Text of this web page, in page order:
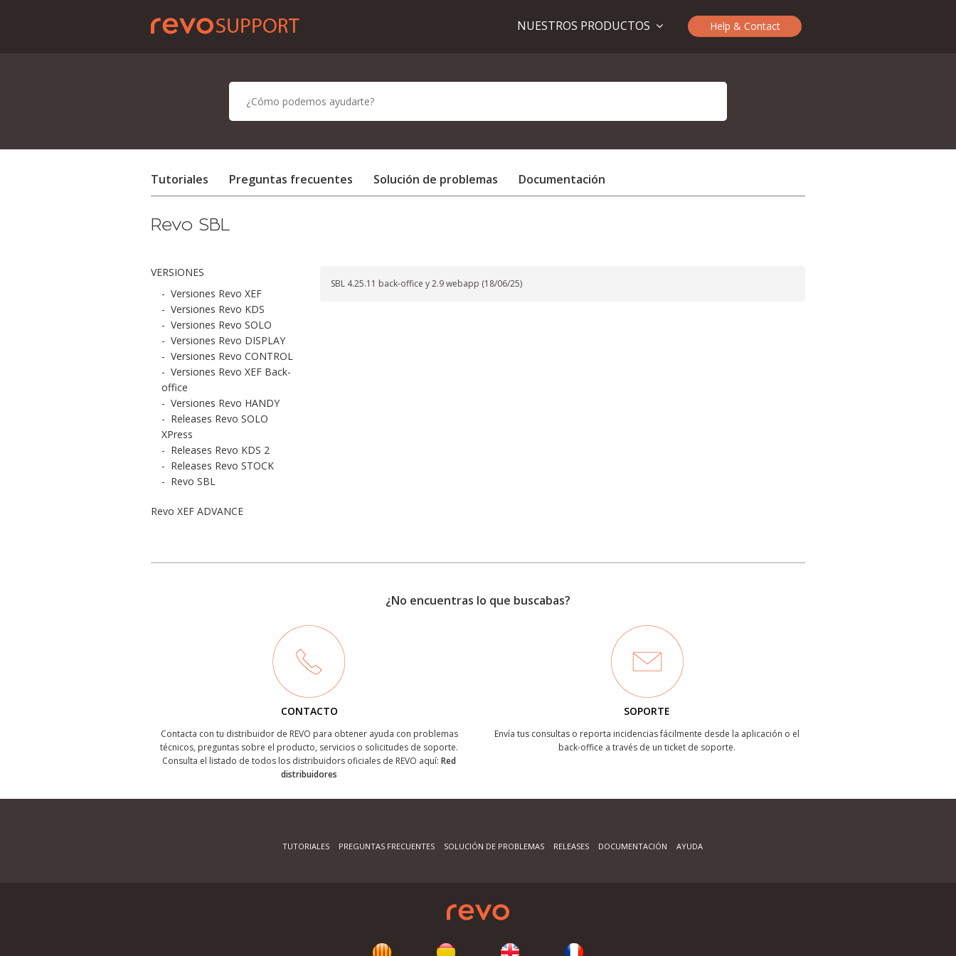
Help & Contact
NUESTROS PRODUCTOS
Tutoriales Preguntas frecuentes Solución de problemas Documentación
Revo SBL
VERSIONES
- Versiones Revo XEF
- Versiones Revo KDS
- Versiones Revo SOLO
- Versiones Revo DISPLAY
- Versiones Revo CONTROL
- Versiones Revo XEF Back-
office
- Versiones Revo HANDY
- Releases Revo SOLO
XPress
- Releases Revo KDS 2
- Releases Revo STOCK
- Revo SBL
Revo XEF ADVANCE
SBL 4.25.11 back-office y 2.9 webapp (18/06/25)
¿No encuentras lo que buscabas?
CONTACTO
Contacta con tu distribuidor de REVO para obtener ayuda con problemas
técnicos, preguntas sobre el producto, servicios o solicitudes de soporte.
Consulta el listado de todos los distribuidors oficiales de REVO aquí: Red
distribuidores
SOPORTE
Envía tus consultas o reporta incidencias fácilmente desde la aplicación o el
back-office a través de un ticket de soporte.
TUTORIALES PREGUNTAS FRECUENTES SOLUCIÓN DE PROBLEMAS RELEASES DOCUMENTACIÓN AYUDA